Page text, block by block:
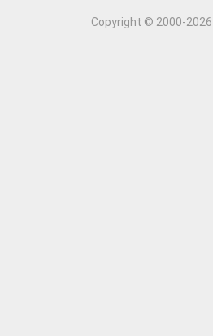
Copyright © 2000-